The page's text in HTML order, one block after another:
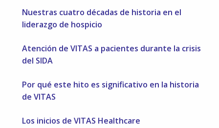
Nuestras cuatro décadas de historia en el
liderazgo de hospicio
Atención de VITAS a pacientes durante la crisis
del SIDA
Por qué este hito es significativo en la historia
de VITAS
Los inicios de VITAS Healthcare